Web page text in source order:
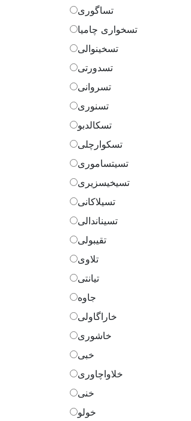
تساگوری
تسخواری چامیا
تسخینوالی
تسدورتی
تسروانی
تسنوری
تسکالدبو
تسکوارچلی
تسیتساموری
تسیخیسزیری
تسیلاکانی
تسیناندالی
تقیبولی
تلاوی
تیانتی
جاوه
خاراگاولی
خاشوری
خبی
خلاواچاوری
خنی
خولو